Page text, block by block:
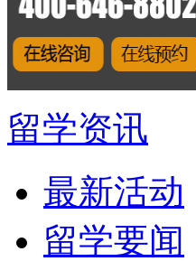
留学资讯
最新活动
留学要闻